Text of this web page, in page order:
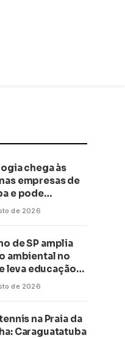
chega às
empresas de
e pode
negócios
de 2026
de SP amplia
ambiental no
leva educação
a escolas de 16
de 2026
na Praia da
Caraguatatuba